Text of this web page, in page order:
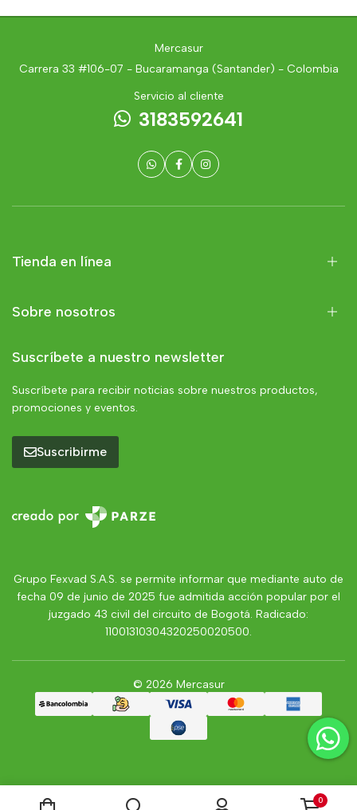
Mercasur
Carrera 33 #106-07 - Bucaramanga (Santander) - Colombia
Servicio al cliente
3183592641
Tienda en línea
Sobre nosotros
Suscríbete a nuestro newsletter
Suscríbete para recibir noticias sobre nuestros productos,
promociones y eventos.
Suscribirme
Grupo Fexvad S.A.S. se permite informar que mediante auto de
fecha 09 de junio de 2025 fue admitida acción popular por el
juzgado 43 civil del circuito de Bogotá. Radicado:
11001310304320250020500.
© 2026 Mercasur
0